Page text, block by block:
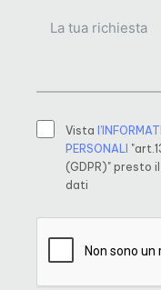
Vista
PERSONALI
(GDPR)" presto
dati